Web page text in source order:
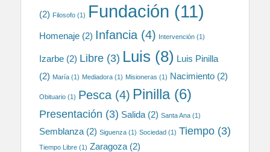
(2) Filosofo (1) Fundación (11)
Homenaje (2) Infancia (4) Intervención (1)
Izarbe (2) Libre (3) Luis (8) Luis Pinilla
(2) María (1) Mediadora (1) Misioneras (1) Nacimiento (2)
Obituario (1) Pesca (4) Pinilla(6)
Presentación (3) Salida (2) Santa Ana (1)
Semblanza (2) Siguenza (1) Sociedad (1) Tiempo (3)
Tiempo Libre (1) Zaragoza (2)